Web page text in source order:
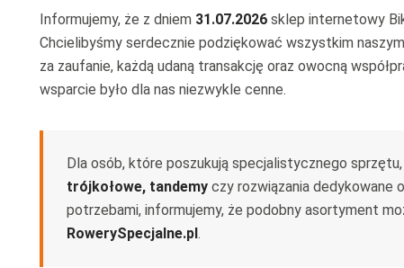
Informujemy, że z dniem 31.07.2026 sklep internetowy
Chcielibyśmy serdecznie podziękować wszystkim
za zaufanie, każdą udaną transakcję oraz owocną
wsparcie było dla nas niezwykle cenne.
Dla osób, które poszukują specjalistycznego
trójkołowe, tandemy czy rozwiązania dedykowane
potrzebami, informujemy, że podobny asortyment
RowerySpecjalne.pl.